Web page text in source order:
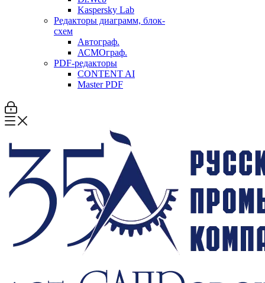
Kaspersky Lab
Редакторы диаграмм, блок-
схем
Автограф.
АСМОграф.
PDF-редакторы
CONTENT AI
Master PDF